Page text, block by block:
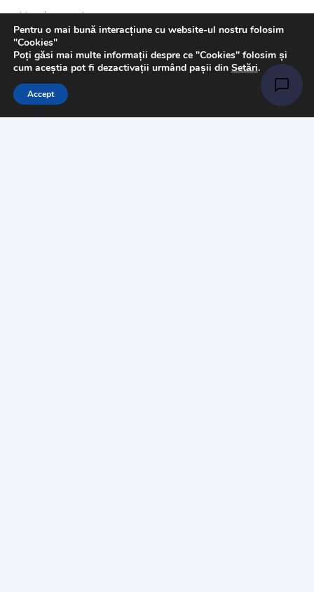
Ata de cusut
Pasmanterie
Tesaturi
Accesorii
Pentru o mai bună interacțiune cu website-ul nostru folosim
"Cookies"
Poți găsi mai multe informații despre ce "Cookies" folosim și
cum aceștia pot fi dezactivații urmând pașii din Setări.
Accept